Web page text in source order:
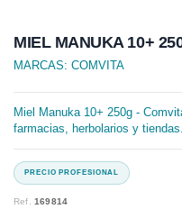
MIEL MANUKA 10+
MARCAS: COMVITA
Miel Manuka 10+ 250g -
farmacias, herbolarios y
Ref.169814